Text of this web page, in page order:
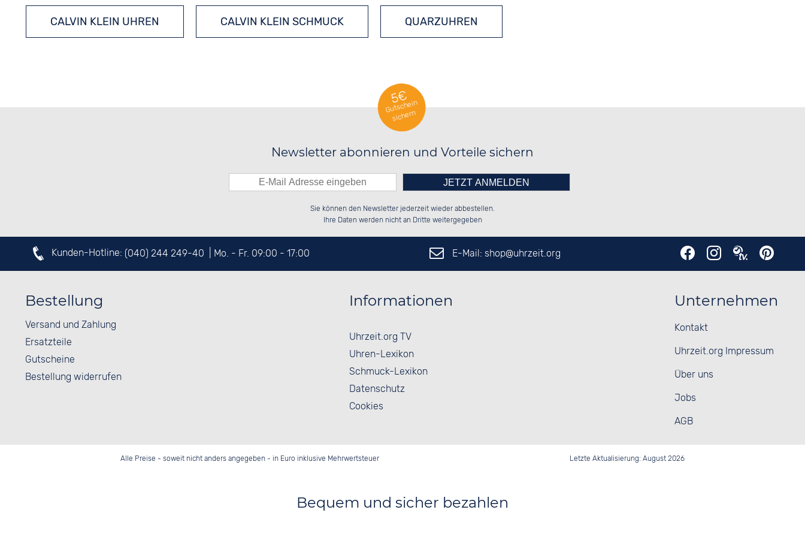
CALVIN KLEIN UHREN CALVIN KLEIN SCHMUCK QUARZUHREN
5€
Gutschein
sichern
Newsletter abonnieren und Vorteile sichern
░░████░░░░░░██░░░░░░██░░██░░██░░
░░░░██░░░░████░░░░████░░██████░░
░░░░██░░██░░░░░░░░░░██░░░░░░██░░
Bitte tragen Sie die Zahl in
das nebenstehende Feld ein.
Sie können den Newsletter jederzeit wieder abbestellen.
Ihre Daten werden nicht an Dritte weitergegeben
Kunden-Hotline: (040) 244 249-40 | Mo. - Fr. 09:00 - 17:00 E-Mail: shop@uhrzeit.org
Bestellung
Versand und Zahlung
Ersatzteile
Gutscheine
Bestellung widerrufen
Informationen
Uhrzeit.org TV
Uhren-Lexikon
Schmuck-Lexikon
Datenschutz
Cookies
Unternehmen
Kontakt
Uhrzeit.org Impressum
Über uns
Jobs
AGB
Alle Preise - soweit nicht anders angegeben - in Euro inklusive Mehrwertsteuer Letzte Aktualisierung: August 2026
Bequem und sicher bezahlen